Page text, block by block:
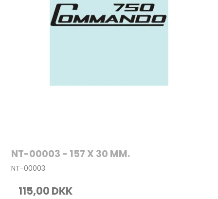
NT-00003 - 157 X 30 MM.
NT-00003
115,00 DKK